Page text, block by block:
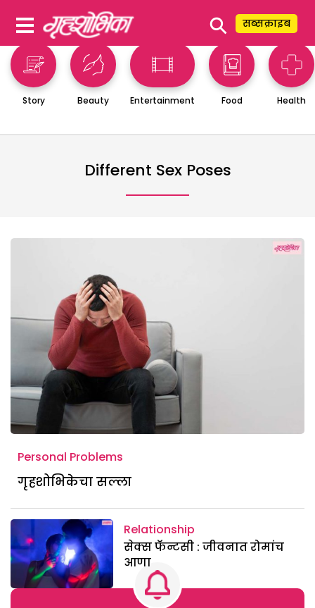
⚲ सब्सक्राइब
Story Beauty Entertainment Food Health
Different Sex Poses
Personal Problems
गृहशोभिकेचा सल्ला
Relationship
सेक्स फॅन्टसी : जीवनात रोमांच
आणा